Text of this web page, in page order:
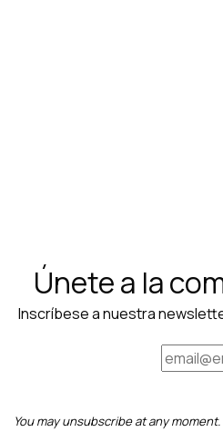
Únete a la
Inscríbese a nuestra
You may unsubscribe at any